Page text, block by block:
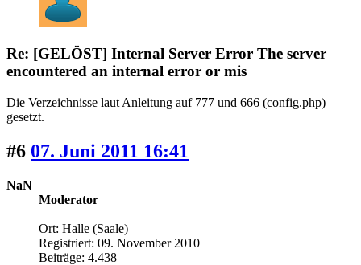
Re: [GELÖST] Internal Server Error The server
encountered an internal error or mis
Die Verzeichnisse laut Anleitung auf 777 und 666 (config.php)
gesetzt.
#6 07. Juni 2011 16:41
NaN
Moderator
Ort: Halle (Saale)
Registriert: 09. November 2010
Beiträge: 4.438